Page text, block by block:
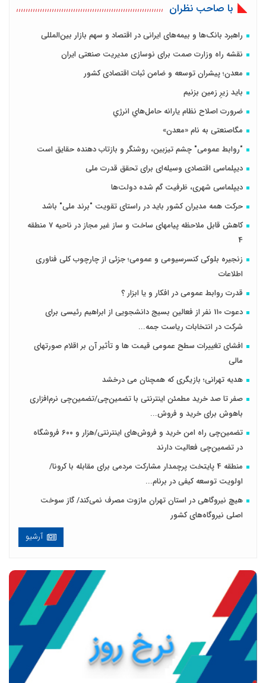
با صاحب نظران
راهبرد بانک‌ها و بیمه‌های ایرانی در اقتصاد و سهم بازار بین‌المللی
نقشه راه وزارت صمت برای نوسازی مدیریت صنعتی ایران
معدن؛ پیشران توسعه و ضامن ثبات اقتصادی کشور
باید زیرِ زمین بزنیم
ضرورت اصلاح نظام يارانه حامل‌هاي انرژي
مگاصنعتی به نام «معدن»
"روابط عمومی" چشم تیزبین، روشنگر و بازتاب دهنده حقایق است
دیپلماسی اقتصادی وسیله‌ای برای تحقق قدرت ملی
دیپلماسی شهری، ظرفیت گم شده دولت‌ها
حرکت همه مدیران کشور باید در راستای تقویت "برند ملی" باشد
کاهش قابل ملاحظه پیامهای ساخت و ساز غیر مجاز در ناحیه 7 منطقه
4
زنجیره بلوکی کنسرسیومی و عمومی؛ جزئی از چارچوب کلی فناوری
اطلاعات
قدرت روابط عمومی در افکار و یا ابزار ؟
دعوت 110 نفر از فعالین بسیج دانشجویی از ابراهیم رئیسی برای
شرکت در انتخابات ریاست جمه...
افشای تغییرات سطح عمومی قیمت ها و تأثیر آن بر اقلام صورتهای
مالی
هدیه تهرانی؛ بازیگری که همچنان می درخشد
صفر تا صد خرید مطمئن اینترنتی با تضمین‌چی/تضمین‌چی نرم‌افزاری
باهوش برای خرید و فروش‌...
تضمین‌چی راه امن خرید و فروش‌های اینترنتی/هزار و ۶۰۰ فروشگاه
در تضمین‌چی فعالیت دارند
منطقه 4 پایتخت پرچمدار مشارکت مردمی برای مقابله با کرونا/
اولویت توسعه کیفی در برنام...
هیچ نیروگاهی در استان تهران مازوت مصرف نمی‌کند/ گاز سوخت
اصلی نیروگاه‌های کشور
آرشیو